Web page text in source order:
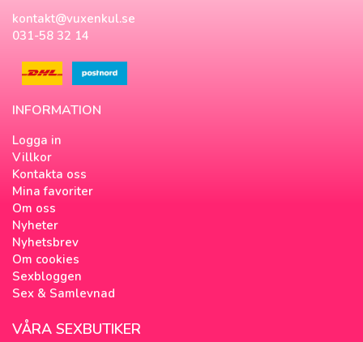
kontakt@vuxenkul.se
031-58 32 14
INFORMATION
Logga in
Villkor
Kontakta oss
Mina favoriter
Om oss
Nyheter
Nyhetsbrev
Om cookies
Sexbloggen
Sex & Samlevnad
VÅRA SEXBUTIKER